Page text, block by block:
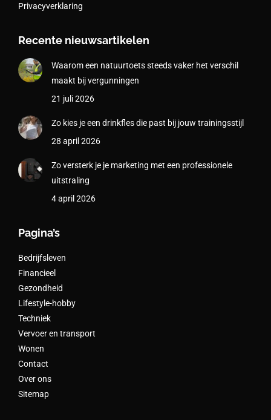
Privacyverklaring
Recente nieuwsartikelen
Waarom een natuurtoets steeds vaker het verschil
maakt bij vergunningen
21 juli 2026
Zo kies je een drinkfles die past bij jouw trainingsstijl
28 april 2026
Zo versterk je je marketing met een professionele
uitstraling
4 april 2026
Pagina’s
Bedrijfsleven
Financieel
Gezondheid
Lifestyle-hobby
Techniek
Vervoer en transport
Wonen
Contact
Over ons
Sitemap